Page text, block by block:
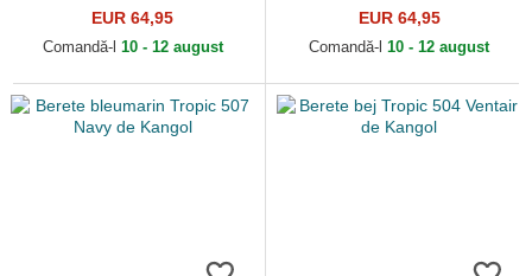
EUR 64,95
Comandă-l 10 - 12 august
EUR 64,95
Comandă-l 10 - 12 august